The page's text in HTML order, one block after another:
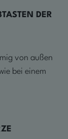
DER
von außen
bei einem